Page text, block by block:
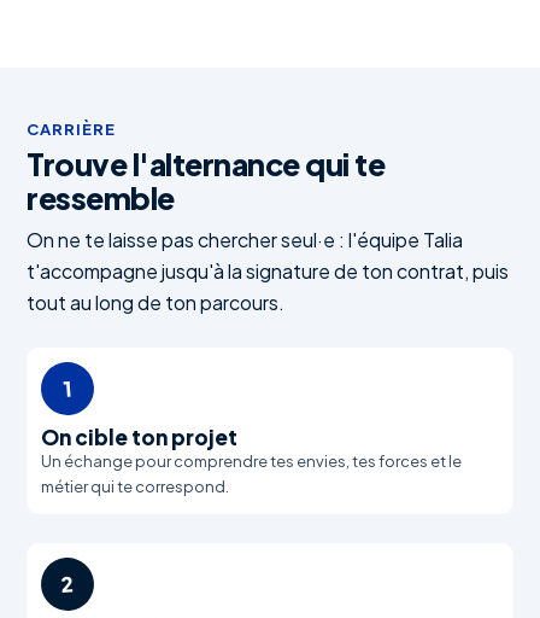
CARRIÈRE
Trouve l'alternance qui te
ressemble
On ne te laisse pas chercher seul·e : l'équipe Talia
t'accompagne jusqu'à la signature de ton contrat, puis
tout au long de ton parcours.
1
On cible ton projet
Un échange pour comprendre tes envies, tes forces et le
métier qui te correspond.
2